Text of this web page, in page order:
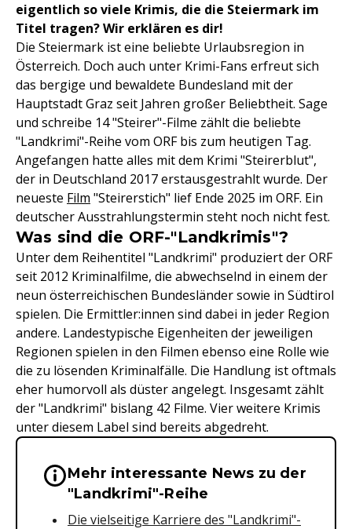
eigentlich so viele Krimis, die die Steiermark im
Titel tragen? Wir erklären es dir!
Die Steiermark ist eine beliebte Urlaubsregion in
Österreich. Doch auch unter Krimi-Fans erfreut sich
das bergige und bewaldete Bundesland mit der
Hauptstadt Graz seit Jahren großer Beliebtheit. Sage
und schreibe 14 "Steirer"-Filme zählt die beliebte
"Landkrimi"-Reihe vom ORF bis zum heutigen Tag.
Angefangen hatte alles mit dem Krimi "Steirerblut",
der in Deutschland 2017 erstausgestrahlt wurde. Der
neueste Film "Steirerstich" lief Ende 2025 im ORF. Ein
deutscher Ausstrahlungstermin steht noch nicht fest.
Was sind die ORF-"Landkrimis"?
Unter dem Reihentitel "Landkrimi" produziert der ORF
seit 2012 Kriminalfilme, die abwechselnd in einem der
neun österreichischen Bundesländer sowie in Südtirol
spielen. Die Ermittler:innen sind dabei in jeder Region
andere. Landestypische Eigenheiten der jeweiligen
Regionen spielen in den Filmen ebenso eine Rolle wie
die zu lösenden Kriminalfälle. Die Handlung ist oftmals
eher humorvoll als düster angelegt. Insgesamt zählt
der "Landkrimi" bislang 42 Filme. Vier weitere Krimis
unter diesem Label sind bereits abgedreht.
Wichtige Hinweise &
Mehr interessante News zu der
"Landkrimi"-Reihe
Die vielseitige Karriere des "Landkrimi"-